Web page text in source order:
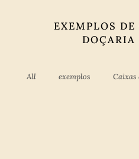
EXEMPLOS
DOÇARIA
All exemplos Caixas